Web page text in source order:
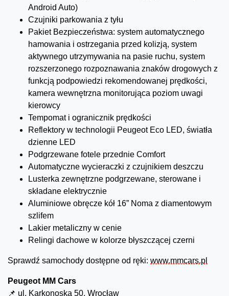
Android Auto)
Czujniki parkowania z tyłu
Pakiet Bezpieczeństwa: system automatycznego
hamowania i ostrzegania przed kolizją, system
aktywnego utrzymywania na pasie ruchu, system
rozszerzonego rozpoznawania znaków drogowych z
funkcją podpowiedzi rekomendowanej prędkości,
kamera wewnętrzna monitorująca poziom uwagi
kierowcy
Tempomat i ogranicznik prędkości
Reflektory w technologii Peugeot Eco LED, światła
dzienne LED
Podgrzewane fotele przednie Comfort
Automatyczne wycieraczki z czujnikiem deszczu
Lusterka zewnętrzne podgrzewane, sterowane i
składane elektrycznie
Aluminiowe obręcze kół 16” Noma z diamentowym
szlifem
Lakier metaliczny w cenie
Relingi dachowe w kolorze błyszczącej czerni
Sprawdź samochody dostępne od ręki: www.mmcars.pl
Peugeot MM Cars
📌 ul. Karkonoska 50, Wrocław